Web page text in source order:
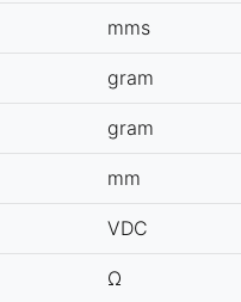
mms
gram
gram
mm
VDC
Ω